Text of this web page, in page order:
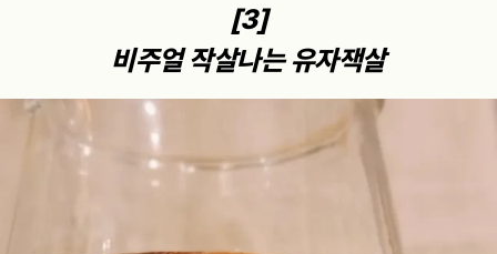
[3]
비주얼 작살나는 유자잭살